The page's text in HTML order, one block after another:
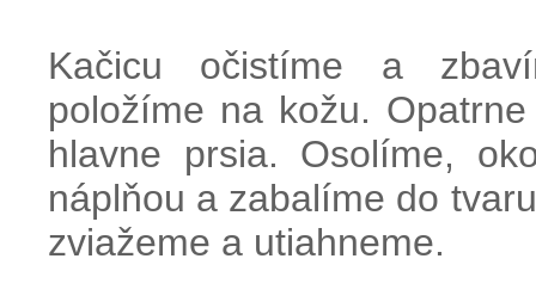
Kačicu očistíme a
položíme na kožu. Opatrne
hlavne
prsia. Osolíme,
náplňou a zabalíme do tvaru
zviažeme a utiahneme.